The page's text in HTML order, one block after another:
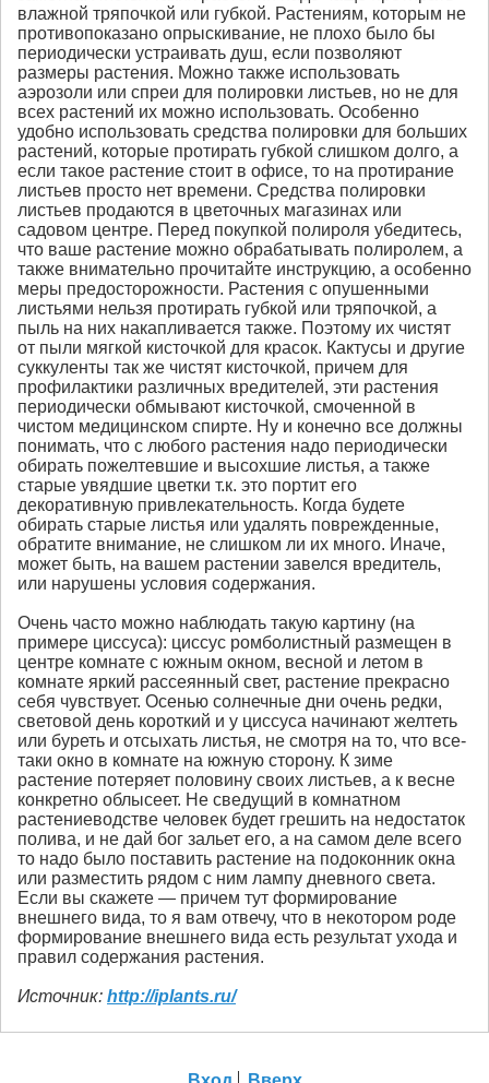
влажной тряпочкой или губкой. Растениям, которым не
противопоказано опрыскивание, не плохо было бы
периодически устраивать душ, если позволяют
размеры растения. Можно также использовать
аэрозоли или спреи для полировки листьев, но не для
всех растений их можно использовать. Особенно
удобно использовать средства полировки для больших
растений, которые протирать губкой слишком долго, а
если такое растение стоит в офисе, то на протирание
листьев просто нет времени. Средства полировки
листьев продаются в цветочных магазинах или
садовом центре. Перед покупкой полироля убедитесь,
что ваше растение можно обрабатывать полиролем, а
также внимательно прочитайте инструкцию, а особенно
меры предосторожности. Растения с опушенными
листьями нельзя протирать губкой или тряпочкой, а
пыль на них накапливается также. Поэтому их чистят
от пыли мягкой кисточкой для красок. Кактусы и другие
суккуленты так же чистят кисточкой, причем для
профилактики различных вредителей, эти растения
периодически обмывают кисточкой, смоченной в
чистом медицинском спирте. Ну и конечно все должны
понимать, что с любого растения надо периодически
обирать пожелтевшие и высохшие листья, а также
старые увядшие цветки т.к. это портит его
декоративную привлекательность. Когда будете
обирать старые листья или удалять поврежденные,
обратите внимание, не слишком ли их много. Иначе,
может быть, на вашем растении завелся вредитель,
или нарушены условия содержания.
Очень часто можно наблюдать такую картину (на
примере циссуса): циссус ромболистный размещен в
центре комнате с южным окном, весной и летом в
комнате яркий рассеянный свет, растение прекрасно
себя чувствует. Осенью солнечные дни очень редки,
световой день короткий и у циссуса начинают желтеть
или буреть и отсыхать листья, не смотря на то, что все-
таки окно в комнате на южную сторону. К зиме
растение потеряет половину своих листьев, а к весне
конкретно облысеет. Не сведущий в комнатном
растениеводстве человек будет грешить на недостаток
полива, и не дай бог зальет его, а на самом деле всего
то надо было поставить растение на подоконник окна
или разместить рядом с ним лампу дневного света.
Если вы скажете — причем тут формирование
внешнего вида, то я вам отвечу, что в некотором роде
формирование внешнего вида есть результат ухода и
правил содержания растения.
Источник: http://iplants.ru/